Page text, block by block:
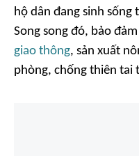
hộ dân đang sinh
Song song đó, bảo
giao thông, sản xuất
phòng, chống thiên tai